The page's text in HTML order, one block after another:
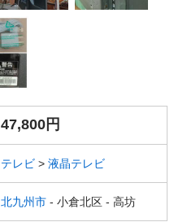
47,800円
テレビ > 液晶テレビ
北九州市 - 小倉北区 - 高坊